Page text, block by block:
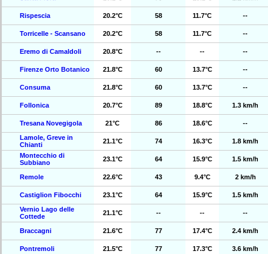
Rispescia 20.2°C 58 11.7°C --
Torricelle - Scansano 20.2°C 58 11.7°C --
Eremo di Camaldoli 20.8°C -- -- --
Firenze Orto Botanico 21.8°C 60 13.7°C --
Consuma 21.8°C 60 13.7°C --
Follonica 20.7°C 89 18.8°C 1.3 km/h
Tresana Novegigola 21°C 86 18.6°C
--
Lamole, Greve in
Chianti
21.1°C 74 16.3°C
1.8 km/h
Montecchio di
Subbiano
23.1°C 64 15.9°C 1.5 km/h
Remole 22.6°C 43 9.4°C 2 km/h
Castiglion Fibocchi 23.1°C 64 15.9°C
1.5 km/h
Vernio Lago delle
Cottede
21.1°C -- -- --
Braccagni 21.6°C 77 17.4°C 2.4 km/h
Pontremoli 21.5°C 77 17.3°C 3.6 km/h